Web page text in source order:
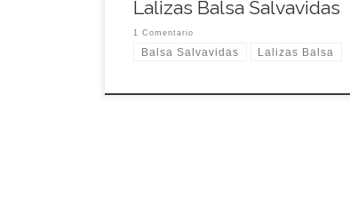
Lalizas Balsa Salvavidas
1 Comentario
Balsa Salvavidas Lalizas Balsa